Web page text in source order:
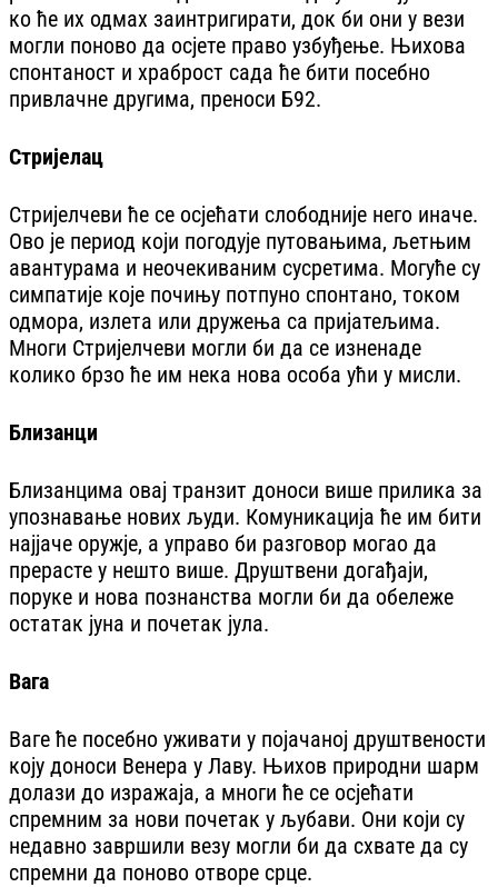
ко ће их одмах заинтригирати, док би они у вези
могли поново да осјете право узбуђење. Њихова
спонтаност и храброст сада ће бити посебно
привлачне другима, преноси Б92.
Стријелац
Стријелчеви ће се осјећати слободније него иначе.
Ово је период који погодује путовањима, љетњим
авантурама и неочекиваним сусретима. Могуће су
симпатије које почињу потпуно спонтано, током
одмора, излета или дружења са пријатељима.
Многи Стријелчеви могли би да се изненаде
колико брзо ће им нека нова особа ући у мисли.
Близанци
Близанцима овај транзит доноси више прилика за
упознавање нових људи. Комуникација ће им бити
најјаче оружје, а управо би разговор могао да
прерасте у нешто више. Друштвени догађаји,
поруке и нова познанства могли би да обележе
остатак јуна и почетак јула.
Вага
Ваге ће посебно уживати у појачаној друштвености
коју доноси Венера у Лаву. Њихов природни шарм
долази до изражаја, а многи ће се осјећати
спремним за нови почетак у љубави. Они који су
недавно завршили везу могли би да схвате да су
спремни да поново отворе срце.